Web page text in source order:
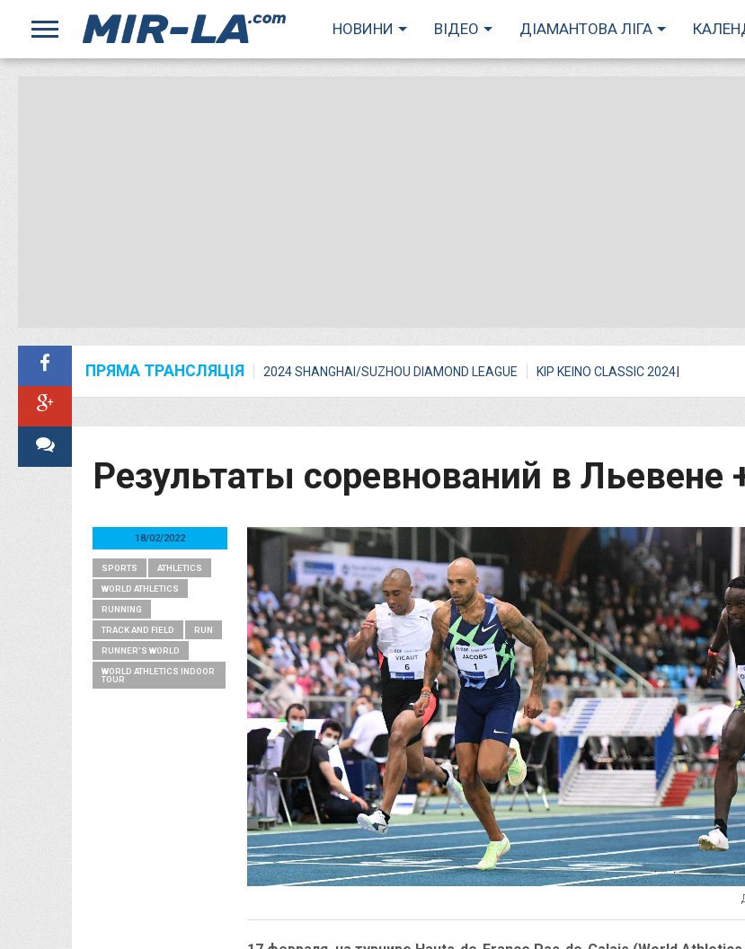
НОВИНИ ВІДЕО ДІАМАНТОВА ЛІГА
ПРЯМА ТРАНСЛЯЦІЯ 2024 SHANGHAI/SUZHOU DIAMOND LEAGUE I
KIP KEINO CLASSIC 2024
Результаты соревнований в Льевене
18/02/2022
SPORTS ATHLETICS
WORLD ATHLETICS
RUNNING
TRACK AND FIELD RUN
RUNNER’S WORLD
WORLD ATHLETICS INDOOR
TOUR